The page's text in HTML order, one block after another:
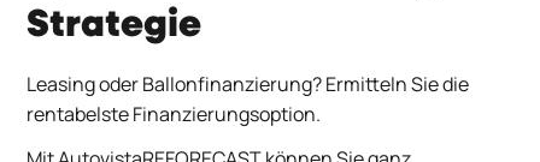
Strategie
Leasing oder Ballonfinanzierung? Ermitteln Sie die
rentabelste Finanzierungsoption.